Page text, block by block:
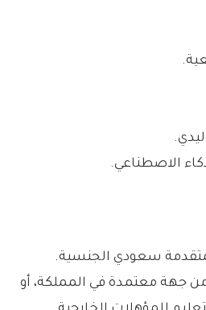
الاصطناعي.
سعودي الجنسية.
جهة معتمدة في المملكة، أو